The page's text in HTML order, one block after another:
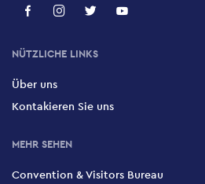
NÜTZLICHE LINKS
Über uns
Kontakieren Sie uns
MEHR SEHEN
Convention & Visitors Bureau